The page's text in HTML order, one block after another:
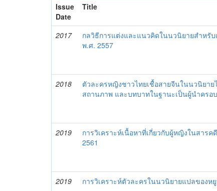
Issue
Date
Title
2017
กลวิธีการแต่งและแนวคิดในนวนิยายสำหรั
พ.ศ. 2557
2018
ตัวละครหญิงชาวไทยเชื้อสายจีนในนวนิยา
สถานภาพ และบทบาทในฐานะเป็นผู้นำครอ
2019
การวิเคราะห์เนื้อหาที่เกี่ยวกับผู้หญิงในสาร
2561
2019
การวิเคราะห์ตัวละครในนวนิยายแปลของห